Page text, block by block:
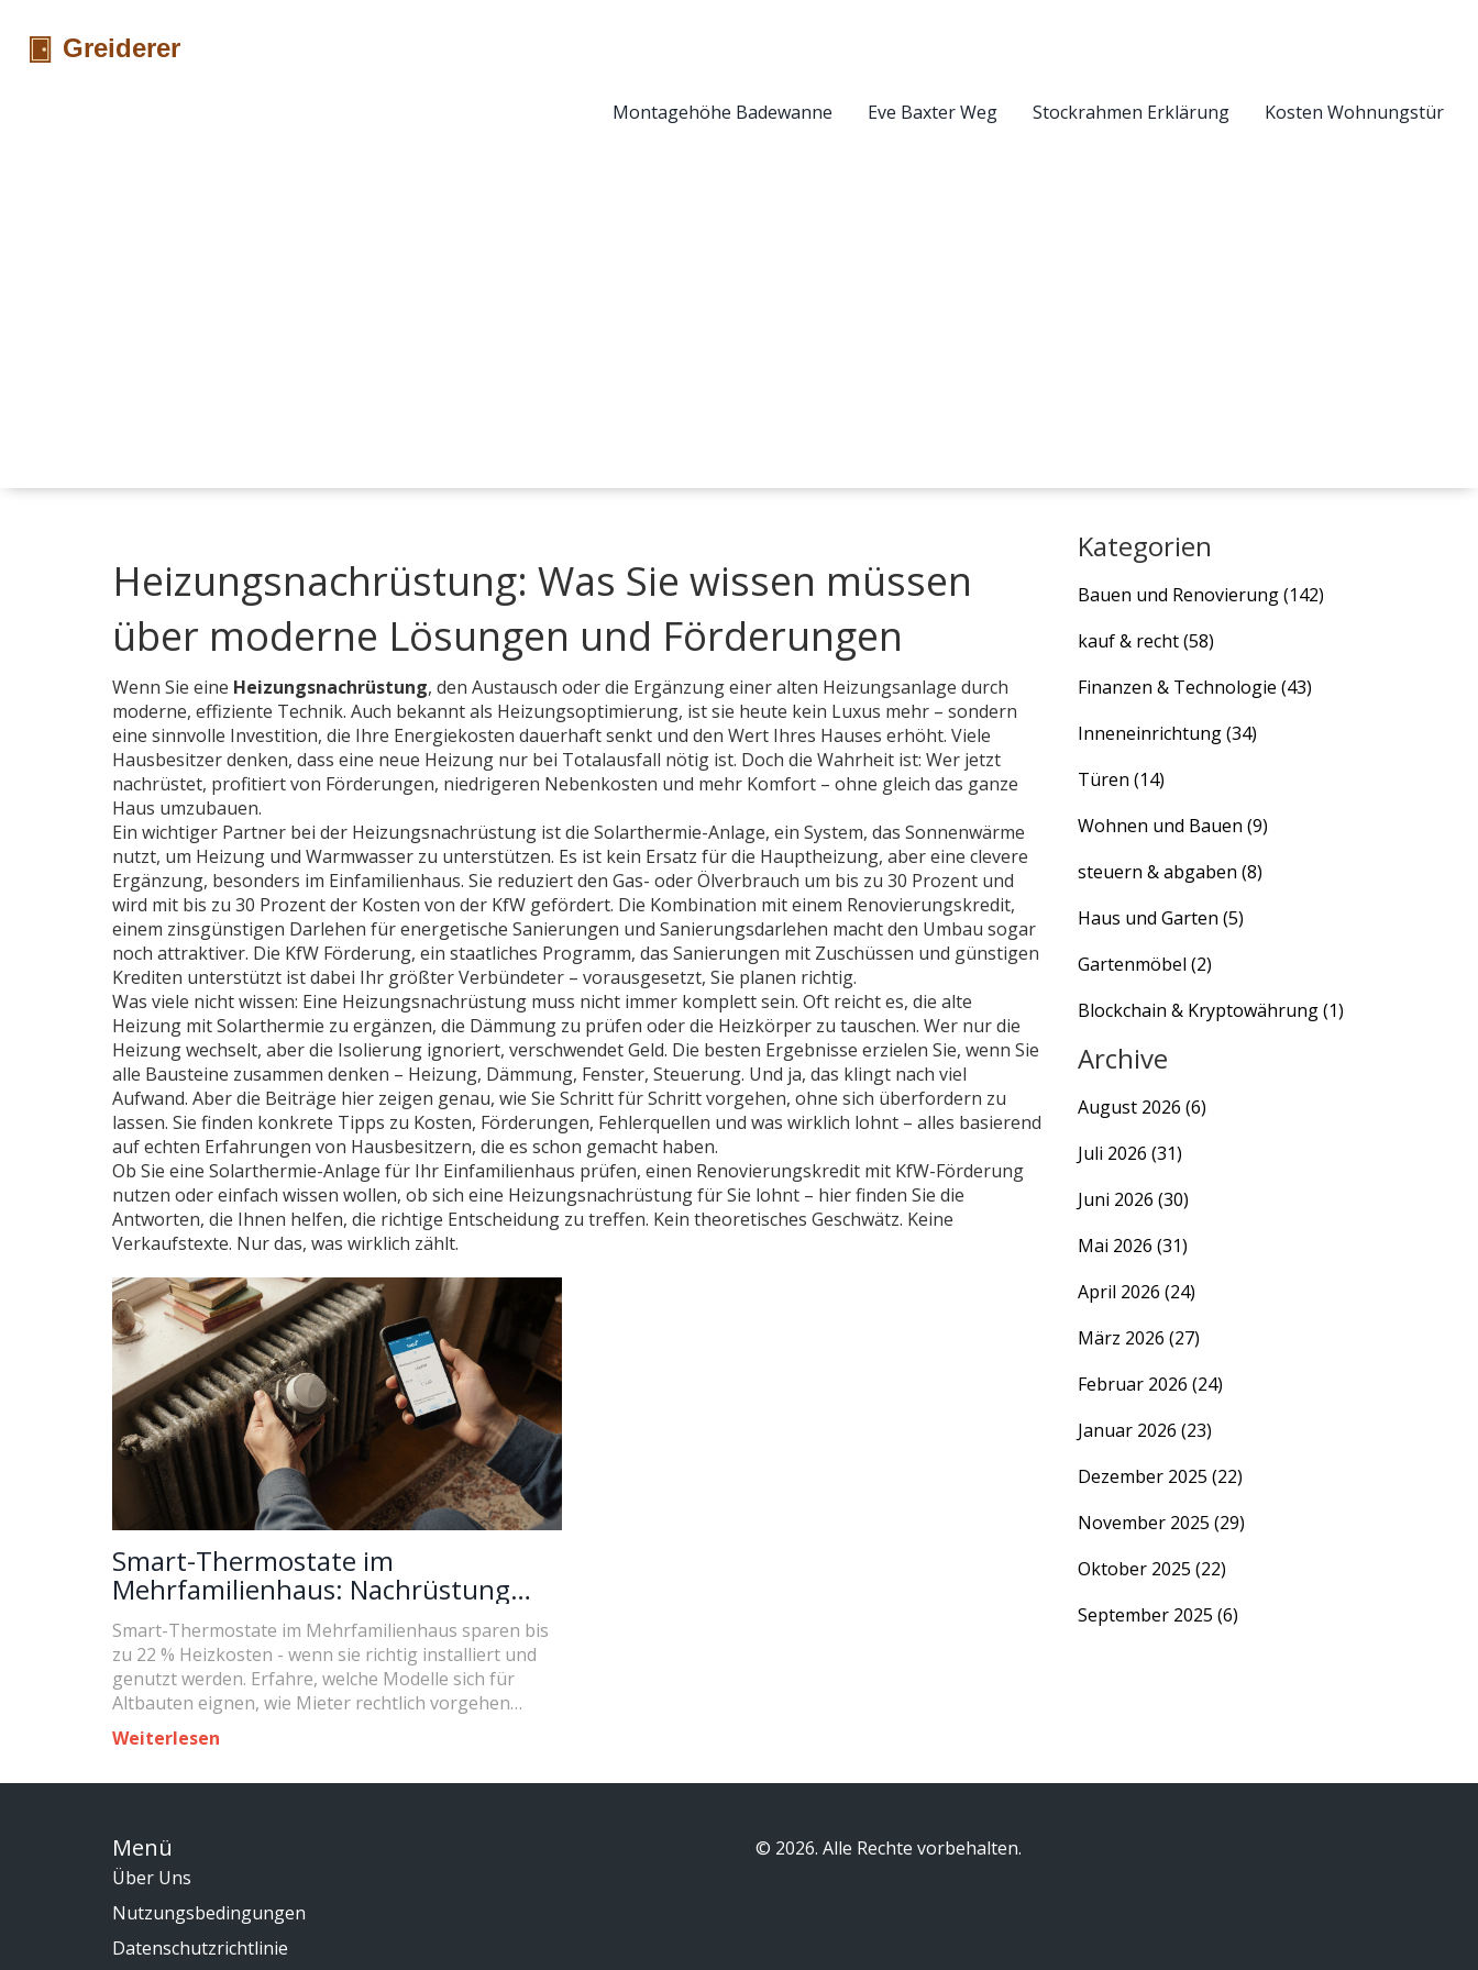
Montagehöhe Badewanne Eve Baxter Weg Stockrahmen Erklärung Kosten Wohnungstür
Heizungsnachrüstung: Was Sie wissen müssen
über moderne Lösungen und Förderungen
Wenn Sie eine Heizungsnachrüstung, den Austausch oder die Ergänzung einer alten Heizungsanlage durch
moderne, effiziente Technik. Auch bekannt als Heizungsoptimierung, ist sie heute kein Luxus mehr – sondern
eine sinnvolle Investition, die Ihre Energiekosten dauerhaft senkt und den Wert Ihres Hauses erhöht. Viele
Hausbesitzer denken, dass eine neue Heizung nur bei Totalausfall nötig ist. Doch die Wahrheit ist: Wer jetzt
nachrüstet, profitiert von Förderungen, niedrigeren Nebenkosten und mehr Komfort – ohne gleich das ganze
Haus umzubauen.
Ein wichtiger Partner bei der Heizungsnachrüstung ist die Solarthermie-Anlage, ein System, das Sonnenwärme
nutzt, um Heizung und Warmwasser zu unterstützen. Es ist kein Ersatz für die Hauptheizung, aber eine clevere
Ergänzung, besonders im Einfamilienhaus. Sie reduziert den Gas- oder Ölverbrauch um bis zu 30 Prozent und
wird mit bis zu 30 Prozent der Kosten von der KfW gefördert. Die Kombination mit einem Renovierungskredit,
einem zinsgünstigen Darlehen für energetische Sanierungen und Sanierungsdarlehen macht den Umbau sogar
noch attraktiver. Die KfW Förderung, ein staatliches Programm, das Sanierungen mit Zuschüssen und günstigen
Krediten unterstützt ist dabei Ihr größter Verbündeter – vorausgesetzt, Sie planen richtig.
Was viele nicht wissen: Eine Heizungsnachrüstung muss nicht immer komplett sein. Oft reicht es, die alte
Heizung mit Solarthermie zu ergänzen, die Dämmung zu prüfen oder die Heizkörper zu tauschen. Wer nur die
Heizung wechselt, aber die Isolierung ignoriert, verschwendet Geld. Die besten Ergebnisse erzielen Sie, wenn Sie
alle Bausteine zusammen denken – Heizung, Dämmung, Fenster, Steuerung. Und ja, das klingt nach viel
Aufwand. Aber die Beiträge hier zeigen genau, wie Sie Schritt für Schritt vorgehen, ohne sich überfordern zu
lassen. Sie finden konkrete Tipps zu Kosten, Förderungen, Fehlerquellen und was wirklich lohnt – alles basierend
auf echten Erfahrungen von Hausbesitzern, die es schon gemacht haben.
Ob Sie eine Solarthermie-Anlage für Ihr Einfamilienhaus prüfen, einen Renovierungskredit mit KfW-Förderung
nutzen oder einfach wissen wollen, ob sich eine Heizungsnachrüstung für Sie lohnt – hier finden Sie die
Antworten, die Ihnen helfen, die richtige Entscheidung zu treffen. Kein theoretisches Geschwätz. Keine
Verkaufstexte. Nur das, was wirklich zählt.
Smart-Thermostate im
Mehrfamilienhaus: Nachrüstung
und echte Einsparungen
Smart-Thermostate im Mehrfamilienhaus sparen bis
zu 22 % Heizkosten - wenn sie richtig installiert und
genutzt werden. Erfahre, welche Modelle sich für
Altbauten eignen, wie Mieter rechtlich vorgehen
müssen und warum Heizkörperthermostate besser
sind als zentrale Systeme.
Weiterlesen
Kategorien
Bauen und Renovierung(142)
kauf & recht(58)
Finanzen & Technologie (43)
Inneneinrichtung(34)
Türen (14)
Wohnen und Bauen (9)
steuern & abgaben (8)
Haus und Garten (5)
Gartenmöbel (2)
Blockchain & Kryptowährung(1)
Archive
August 2026 (6)
Juli 2026 (31)
Juni 2026 (30)
Mai 2026 (31)
April 2026 (24)
März 2026 (27)
Februar 2026 (24)
Januar 2026 (23)
Dezember 2025 (22)
November 2025 (29)
Oktober 2025 (22)
September 2025 (6)
Menü
Über Uns
Nutzungsbedingungen
Datenschutzrichtlinie
© 2026. Alle Rechte vorbehalten.